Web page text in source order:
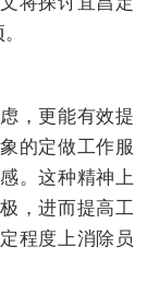
，更能有效提
的定做工作服
。这种精神上
，进而提高工
程度上消除员